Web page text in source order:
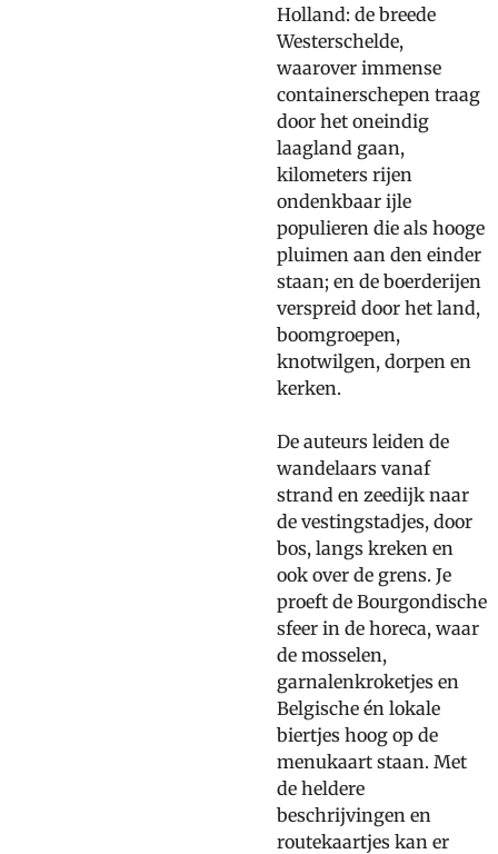
Holland: de breede
Westerschelde,
waarover immense
containerschepen traag
door het oneindig
laagland gaan,
kilometers rijen
ondenkbaar ijle
populieren die als hooge
pluimen aan den einder
staan; en de boerderijen
verspreid door het land,
boomgroepen,
knotwilgen, dorpen en
kerken.
De auteurs leiden de
wandelaars vanaf
strand en zeedijk naar
de vestingstadjes, door
bos, langs kreken en
ook over de grens. Je
proeft de Bourgondische
sfeer in de horeca, waar
de mosselen,
garnalenkroketjes en
Belgische én lokale
biertjes hoog op de
menukaart staan. Met
de heldere
beschrijvingen en
routekaartjes kan er